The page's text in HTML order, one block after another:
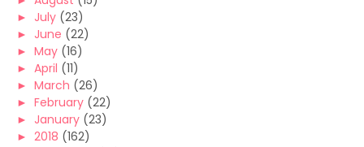
► July (23)
► June (22)
► May (16)
► April (11)
► March (26)
► February (22)
► January (23)
► 2018 (162)